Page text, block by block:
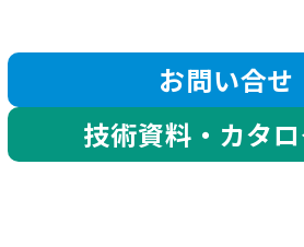
お問い合せ
技術資料・カタ